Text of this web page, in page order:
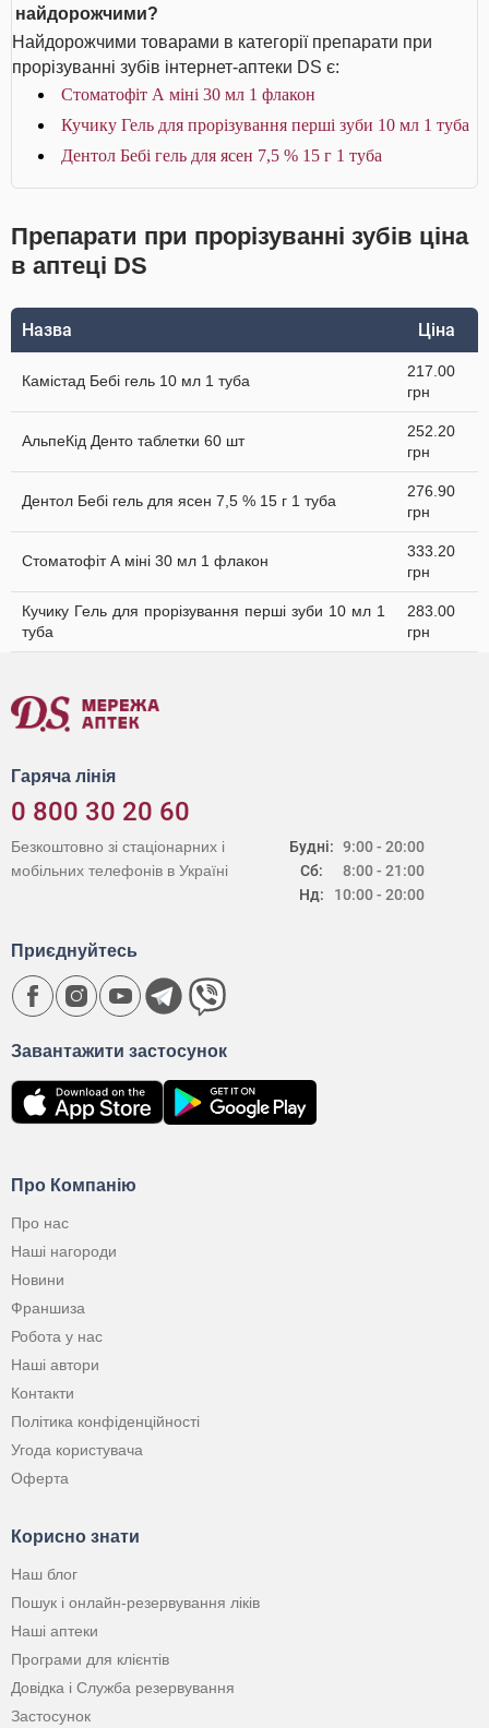
найдорожчими?
Найдорожчими товарами в категорії препарати при
прорізуванні зубів інтернет-аптеки DS є:
Стоматофіт А міні 30 мл 1 флакон
Кучику Гель для прорізування перші зуби 10 мл 1 туба
Дентол Бебі гель для ясен 7,5 % 15 г 1 туба
Препарати при прорізуванні зубів ціна
в аптеці DS
Назва Ціна
Камістад Бебі гель 10 мл 1 туба
217.00
грн
АльпеКід Денто таблетки 60 шт
252.20
грн
Дентол Бебі гель для ясен 7,5 % 15 г 1 туба
276.90
грн
Стоматофіт А міні 30 мл 1 флакон
333.20
грн
Кучику Гель для прорізування перші зуби 10 мл 1
туба
283.00
грн
Гаряча лінія
0 800 30 20 60
Будні:
Сб:
Нд:
9:00 - 20:00
8:00 - 21:00
10:00 - 20:00
Безкоштовно зі стаціонарних і
мобільних телефонів в Україні
Про Компанію
Про нас
Наші нагороди
Новини
Франшиза
Робота у нас
Наші автори
Контакти
Політика конфіденційності
Угода користувача
Оферта
Корисно знати
Наш блог
Пошук і онлайн-резервування ліків
Наші аптеки
Програми для клієнтів
Довідка і Служба резервування
Застосунок
Завантажити застосунок
Приєднуйтесь